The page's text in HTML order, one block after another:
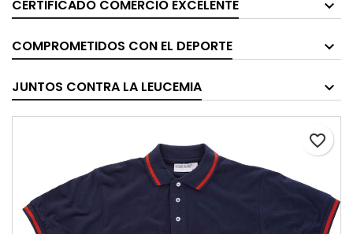
CERTIFICADO COMERCIO EXCELENTE
COMPROMETIDOS CON EL DEPORTE
JUNTOS CONTRA LA LEUCEMIA
favorite_border